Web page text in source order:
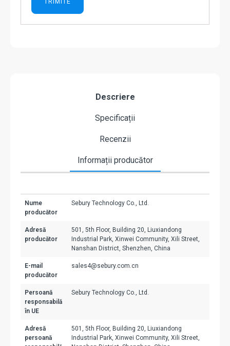
Descriere
Specificații
Recenzii
Informații producător
Nume
producător
Sebury Technology Co., Ltd.
Adresă
producător
501, 5th Floor, Building 20, Liuxiandong
Industrial Park, Xinwei Community, Xili Street,
Nanshan District, Shenzhen, China
E-mail
producător
sales4@sebury.com.cn
Persoană
responsabilă
în UE
Sebury Technology Co., Ltd.
Adresă
persoană
501, 5th Floor, Building 20, Liuxiandong
Industrial Park, Xinwei Community, Xili Street,